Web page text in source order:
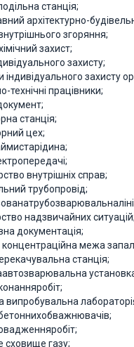
станція;
архітектурно-
згоряння;
захист;
захисту;
захисту
технічні працівники;
станція;
цех;
внутрішніх справ;
трубопровід;
надзвичайних ситуацій;
документація;
межа
станція;
випробувальна
сховище газу;